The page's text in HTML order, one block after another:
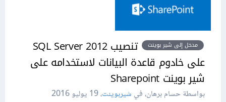
مدخل إلى شير بوينت
تنصيب SQL Server 2012
على خادوم قاعدة البيانات لاستخدامه على
شير بوينت Sharepoint
بواسطة حسام برهان، في شيربوينت،19 يوليو 2016